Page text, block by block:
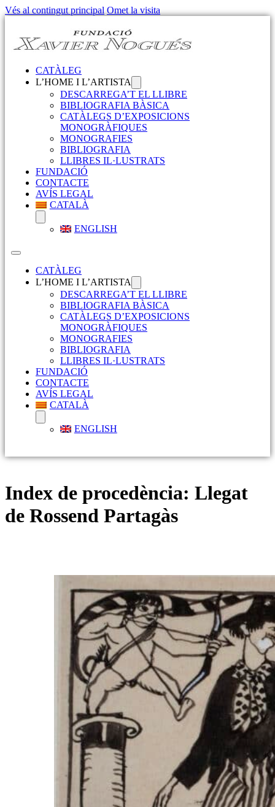
Vés al contingut principal Omet la visita
CATÀLEG
L’HOME I L’ARTISTA
DESCARREGA’T EL LLIBRE
BIBLIOGRAFIA BÀSICA
CATÀLEGS D’EXPOSICIONS
MONOGRÀFIQUES
MONOGRAFIES
BIBLIOGRAFIA
LLIBRES IL·LUSTRATS
FUNDACIÓ
CONTACTE
AVÍS LEGAL
CATALÀ
ENGLISH
CATÀLEG
L’HOME I L’ARTISTA
DESCARREGA’T EL LLIBRE
BIBLIOGRAFIA BÀSICA
CATÀLEGS D’EXPOSICIONS
MONOGRÀFIQUES
MONOGRAFIES
BIBLIOGRAFIA
LLIBRES IL·LUSTRATS
FUNDACIÓ
CONTACTE
AVÍS LEGAL
CATALÀ
ENGLISH
Index de procedència: Llegat
de Rossend Partagàs